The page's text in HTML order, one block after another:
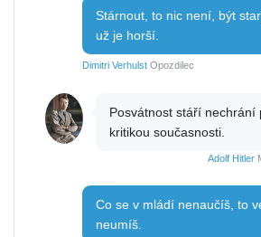
Stárnout, to nic není, být
už je horší.
Dimitri Verhulst Opozdilec
Posvátnost stáří nechrání
kritikou současnosti.
Adolf Hitler
Co se v mládí nenaučíš, to
neumíš.